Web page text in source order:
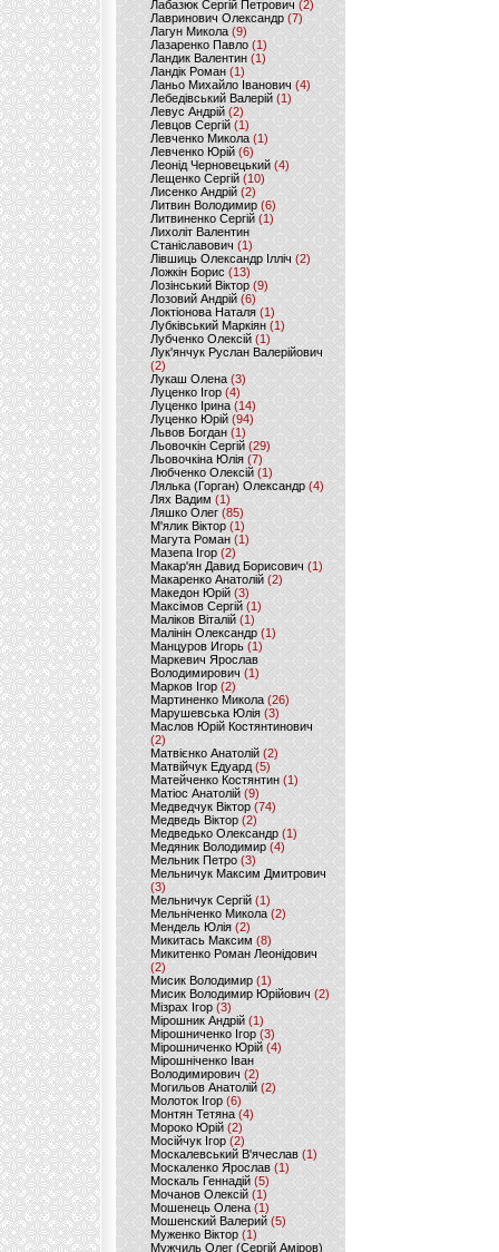
Лабазюк Сергій Петрович (2)
Лавринович Олександр(7)
Лагун Микола(9)
Лазаренко Павло (1)
Ландик Валентин (1)
Ландік Роман (1)
Ланьо Михайло Іванович(4)
Лебедівський Валерій(1)
Левус Андрій(2)
Левцов Сергій (1)
Левченко Микола (1)
Левченко Юрій (6)
Леонід Черновецький (4)
Лещенко Сергій (10)
Лисенко Андрій (2)
Литвин Володимир (6)
Литвиненко Сергій (1)
Лихоліт Валентин
Станіславович (1)
Лівшиць Олександр Ілліч (2)
Ложкін Борис(13)
Лозінський Віктор(9)
Лозовий Андрій (6)
Локтіонова Наталя (1)
Лубківський Маркіян(1)
Лубченко Олексій (1)
Лук'янчук Руслан Валерійович
(2)
Лукаш Олена (3)
Луценко Ігор (4)
Луценко Ірина (14)
Луценко Юрій (94)
Львов Богдан (1)
Льовочкін Сергій (29)
Льовочкіна Юлія(7)
Любченко Олексій(1)
Лялька (Горган) Олександр(4)
Лях Вадим (1)
Ляшко Олег (85)
М'ялик Віктор(1)
Магута Роман(1)
Мазепа Ігор (2)
Макар'ян Давид Борисович(1)
Макаренко Анатолій (2)
Македон Юрій(3)
Максімов Сергій (1)
Маліков Віталій (1)
Малінін Олександр (1)
Манцуров Игорь (1)
Маркевич Ярослав
Володимирович (1)
Марков Ігор (2)
Мартиненко Микола (26)
Марушевська Юлія (3)
Маслов Юрій Костянтинович
(2)
Матвієнко Анатолій (2)
Матвійчук Едуард(5)
Матейченко Костянтин (1)
Матіос Анатолій (9)
Медведчук Віктор(74)
Медведь Віктор (2)
Медведько Олександр (1)
Медяник Володимир(4)
Мельник Петро (3)
Мельничук Максим Дмитрович
(3)
Мельничук Сергій (1)
Мельніченко Микола (2)
Мендель Юлія (2)
Микитась Максим (8)
Микитенко Роман Леонідович
(2)
Мисик Володимир (1)
Мисик Володимир Юрійович(2)
Мізрах Ігор(3)
Мірошник Андрій(1)
Мірошниченко Ігор (3)
Мірошниченко Юрій(4)
Мірошніченко Іван
Володимирович (2)
Могильов Анатолій (2)
Молоток Ігор (6)
Монтян Тетяна (4)
Мороко Юрій(2)
Мосійчук Ігор (2)
Москалевський В'ячеслав (1)
Москаленко Ярослав (1)
Москаль Геннадій (5)
Мочанов Олексій(1)
Мошенець Олена(1)
Мошенский Валерий (5)
Муженко Віктор (1)
Мужчиль Олег (Сергій Аміров)